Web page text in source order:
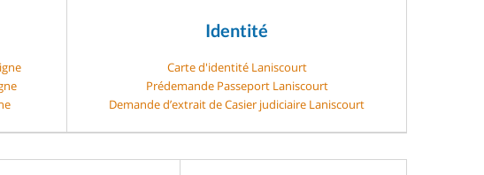
Identité
Carte d'identité Laniscourt
Prédemande Passeport Laniscourt
Demande d’extrait de Casier judiciaire Laniscourt